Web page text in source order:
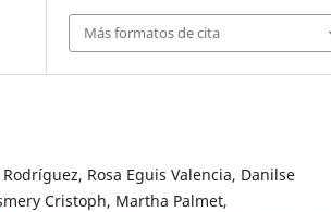
Más formatos de cita
Rosa Eguis Valencia, Danilse
Cristoph, Martha Palmet,